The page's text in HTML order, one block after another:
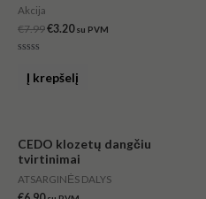
Akcija
€7.99€3.20 su PVM
Į krepšelį
CEDO klozetų dangčiu
tvirtinimai
ATSARGINĖS DALYS